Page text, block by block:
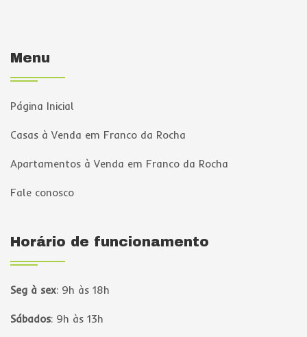
Menu
Página Inicial
Casas à Venda em Franco da Rocha
Apartamentos à Venda em Franco da Rocha
Fale conosco
Horário de funcionamento
Seg à sex: 9h às 18h
Sábados: 9h às 13h